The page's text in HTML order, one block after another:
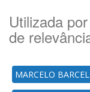
Utilizada
de
MARCELO